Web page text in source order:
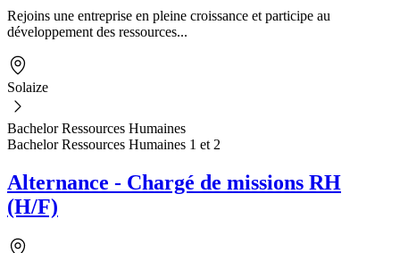
Rejoins une entreprise en pleine croissance et participe au
développement des ressources...
Solaize
Bachelor Ressources Humaines
Bachelor Ressources Humaines 1 et 2
Alternance - Chargé de missions RH
(H/F)